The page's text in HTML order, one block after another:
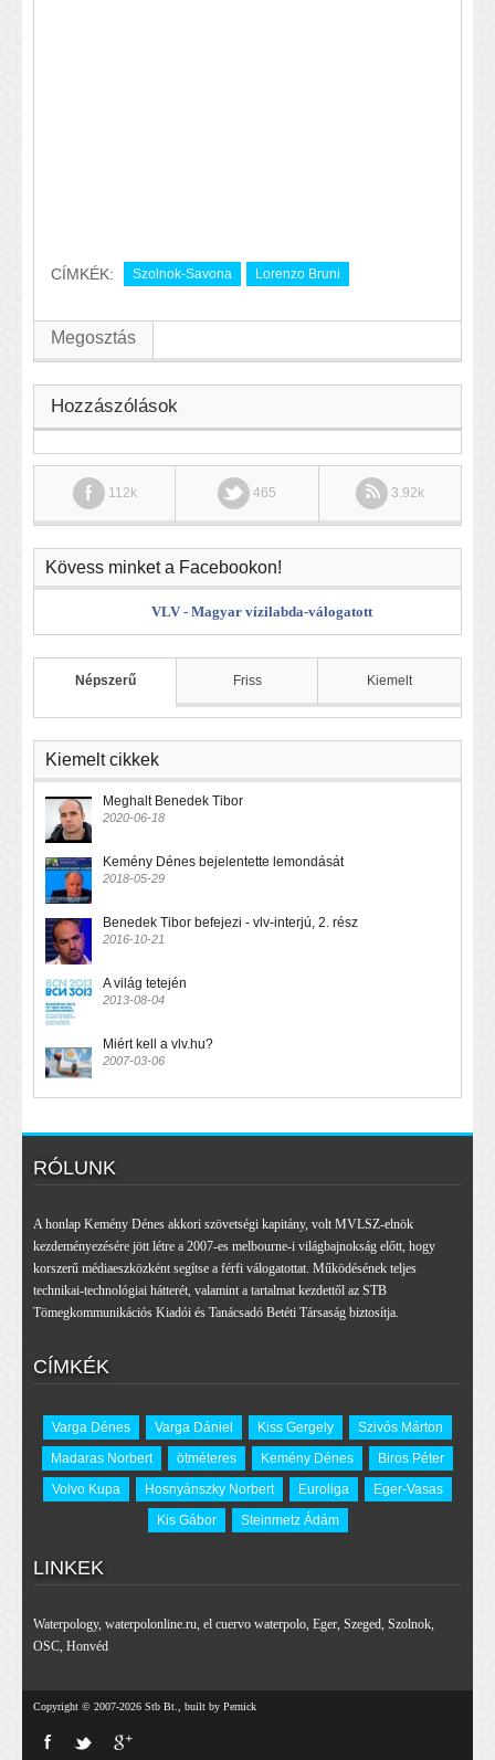
CÍMKÉK: Szolnok-Savona Lorenzo Bruni
Megosztás
Hozzászólások
112k 465 3.92k
Kövess minket a Facebookon!
VLV - Magyar vízilabda-válogatott
Népszerű Friss Kiemelt
Kiemelt cikkek
Meghalt Benedek Tibor
2020-06-18
Kemény Dénes bejelentette lemondását
2018-05-29
Benedek Tibor befejezi - vlv-interjú, 2. rész
2016-10-21
A világ tetején
2013-08-04
Miért kell a vlv.hu?
2007-03-06
RÓLUNK
A honlap Kemény Dénes akkori szövetségi kapitány, volt MVLSZ-elnök
kezdeményezésére jött létre a 2007-es melbourne-i világbajnokság előtt, hogy
korszerű médiaeszközként segítse a férfi válogatottat. Működésének teljes
technikai-technológiai hátterét, valamint a tartalmat kezdettől az STB
Tömegkommunikációs Kiadói és Tanácsadó Betéti Társaság biztosítja.
CÍMKÉK
Varga Dénes Varga Dániel Kiss Gergely
Szivós Márton
Madaras Norbert
ötméteres Kemény Dénes
Biros Péter
Volvo Kupa
Hosnyánszky Norbert Euroliga
Eger-Vasas
Kis Gábor
Steinmetz Ádám
LINKEK
Waterpology, waterpolonline.ru, el cuervo waterpolo, Eger, Szeged, Szolnok,
OSC, Honvéd
Copyright © 2007-2026 Stb Bt., built by Pernick